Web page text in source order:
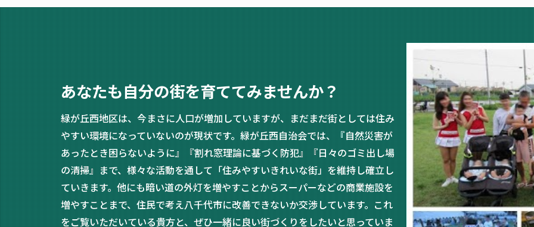
あなたも自分の街を育ててみませんか？
緑が丘西地区は、今まさに人口が増加していますが、まだまだ街としては住み
やすい環境になっていないのが現状です。緑が丘西自治会では、『自然災害が
あったとき困らないように』『割れ窓理論に基づく防犯』『日々のゴミ出し場
の清掃』まで、様々な活動を通して「住みやすいきれいな街」を維持し確立し
ていきます。他にも暗い道の外灯を増やすことからスーパーなどの商業施設を
増やすことまで、住民で考え八千代市に改善できないか交渉しています。これ
をご覧いただいている貴方と、ぜひ一緒に良い街づくりをしたいと思っていま